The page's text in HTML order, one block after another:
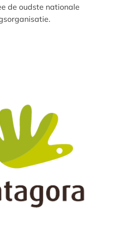
de oudste nationale